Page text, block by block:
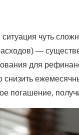
чуть
—
для
погашение,